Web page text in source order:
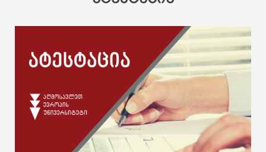
ᲡᲢᲣᲓᲔᲜᲢᲣᲠᲘ ᲪᲮᲝᲕᲠᲔᲑᲐ